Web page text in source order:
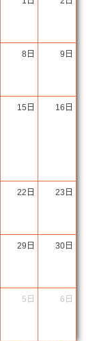
8日 9日
15日 16日
22日 23日
29日 30日
5日 6日